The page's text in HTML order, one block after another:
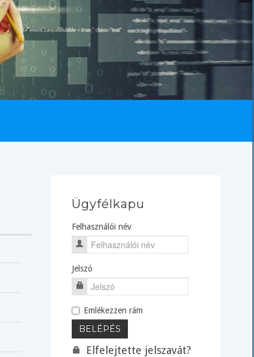
Ügyfélkapu
Felhasználói név
Jelszó
Emlékezzen rám
Elfelejtette jelszavát?